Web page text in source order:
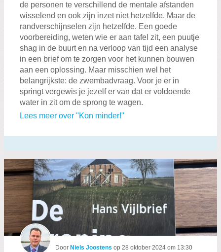
de personen te verschillend de mentale afstanden
wisselend en ook zijn inzet niet hetzelfde. Maar de
randverschijnselen zijn hetzelfde. Een goede
voorbereiding, weten wie er aan tafel zit, een puutje
shag in de buurt en na verloop van tijd een analyse
in een brief om te zorgen voor het kunnen bouwen
aan een oplossing. Maar misschien wel het
belangrijkste: de zwembadvraag. Voor je er in
springt vergewis je jezelf er van dat er voldoende
water in zit om de sprong te wagen.
Lees meer over "Kon minder!"
Door Niels Joostens op 28 oktober 2024 om 13:30